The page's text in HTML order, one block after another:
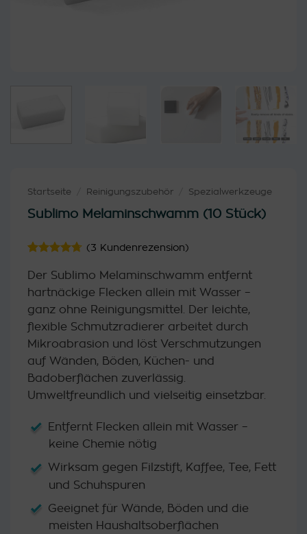
Startseite Reinigungszubehör Spezialwerkzeuge
Sublimo Melaminschwamm (10 Stück)
mit4.67
von 5,
basierend
auf
Kundenbewertung
(3 Kundenrezension)
Der Sublimo Melaminschwamm entfernt
hartnäckige Flecken allein mit Wasser –
ganz ohne Reinigungsmittel. Der leichte,
flexible Schmutzradierer arbeitet durch
Mikroabrasion und löst Verschmutzungen
auf Wänden, Böden, Küchen- und
Badoberflächen zuverlässig.
Umweltfreundlich und vielseitig einsetzbar.
Entfernt Flecken allein mit Wasser –
keine Chemie nötig
Wirksam gegen Filzstift, Kaffee, Tee, Fett
und Schuhspuren
Geeignet für Wände, Böden und die
meisten Haushaltsoberflächen